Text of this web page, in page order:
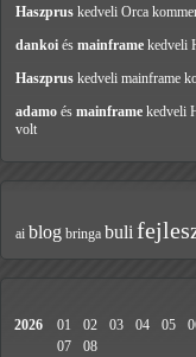
Haszprus kedveli Orca
dankoi és mainframe kedveli
Haszprus kedveli mainframe
adamo és mainframe kedveli
volt
ai blog bringa buli
2026 01 02 03 04 05
07
08